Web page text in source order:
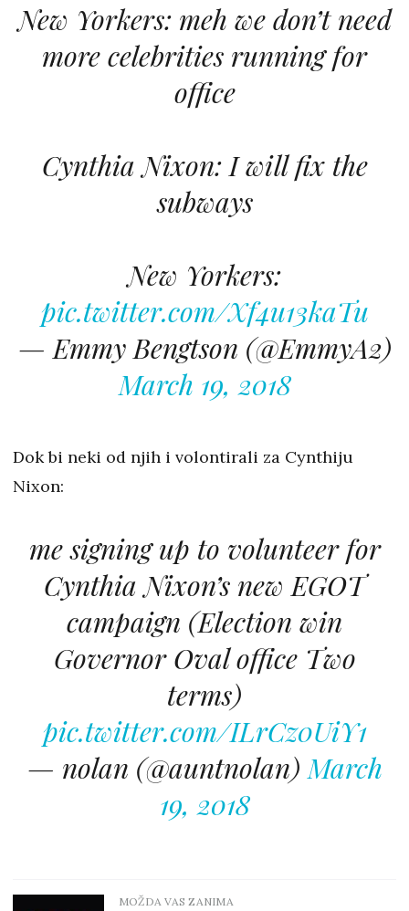
New Yorkers: meh we don’t need
more celebrities running for
office
Cynthia Nixon: I will fix the
subways
New Yorkers:
pic.twitter.com/Xf4u13kaTu
— Emmy Bengtson (@EmmyA2)
March 19, 2018
Dok bi neki od njih i volontirali za Cynthiju
Nixon:
me signing up to volunteer for
Cynthia Nixon’s new EGOT
campaign (Election win
Governor Oval office Two
terms)
pic.twitter.com/ILrCz0UiY1
— nolan (@auntnolan)March
19, 2018
MOŽDA VAS ZANIMA